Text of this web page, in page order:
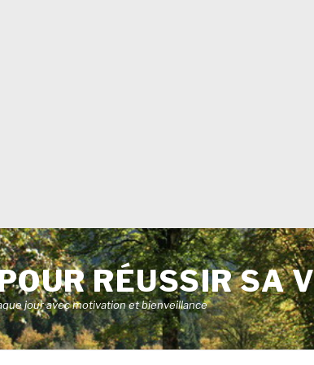
RÉUSSIR SA
jour avec motivation et bienveillance